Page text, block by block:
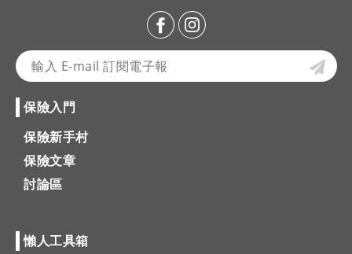
保險入門
保險新手村
保險文章
討論區
懶人工具箱